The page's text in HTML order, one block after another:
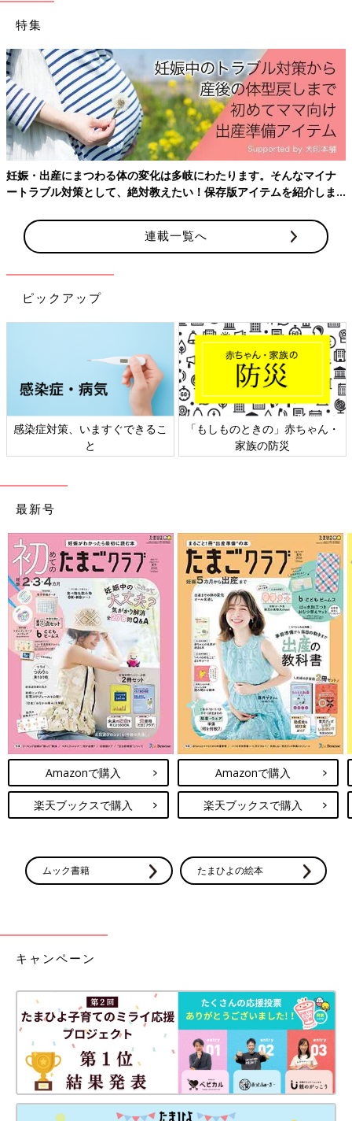
特集
妊娠・出産にまつわる体の変化は多岐にわたります。そんなマイナ
ートラブル対策として、絶対教えたい！保存版アイテムを紹介しま
連載一覧へ
ピックアップ
感染症対策、いますぐできるこ
と
「もしものときの」赤ちゃん・
家族の防災
最新号
Amazonで購入
楽天ブックスで購入
Amazonで購入
楽天ブックスで購入
ムック書籍 たまひよの絵本
キャンペーン